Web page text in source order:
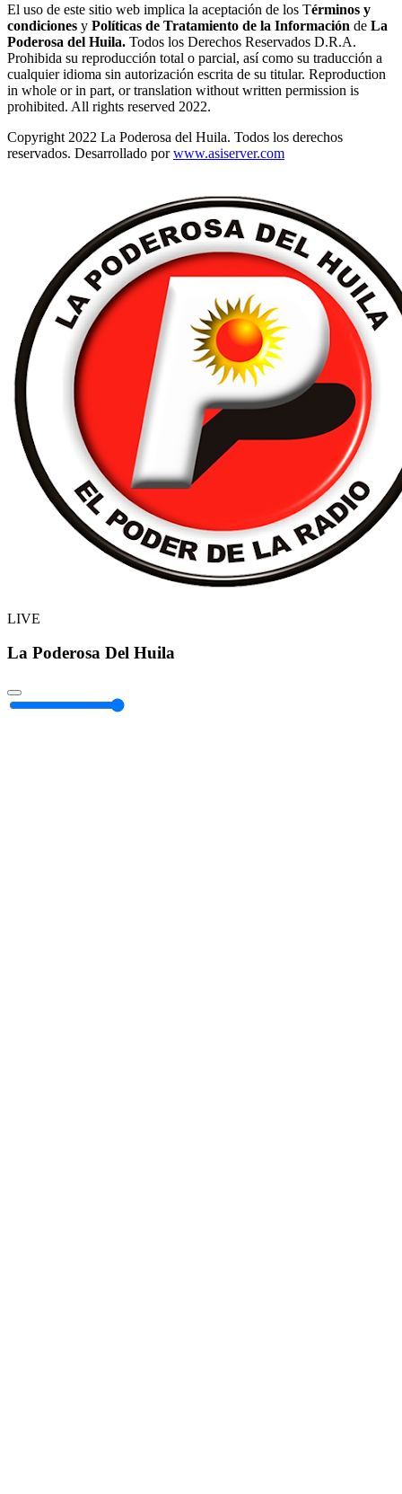
El uso de este sitio web implica la aceptación de los Términos y
condiciones y Políticas de Tratamiento de la Información de La
Poderosa del Huila. Todos los Derechos Reservados D.R.A.
Prohibida su reproducción total o parcial, así como su traducción a
cualquier idioma sin autorización escrita de su titular. Reproduction
in whole or in part, or translation without written permission is
prohibited. All rights reserved 2022.
Copyright 2022 La Poderosa del Huila. Todos los derechos
reservados. Desarrollado porwww.asiserver.com
LIVE
La Poderosa Del Huila